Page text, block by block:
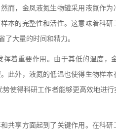
而，金凤液氮生物罐采用液氮作
本的完整性和活性。这意味着科
了大量的时间和精力。
重要作用。由于其低的温度，
此外，液氮的低温也使得生物样
使得科研工作者能够更高效地进
共享方面起到了关键作用。在科